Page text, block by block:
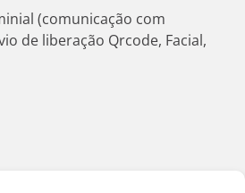
(comunicação com
de liberação Qrcode, Facial,